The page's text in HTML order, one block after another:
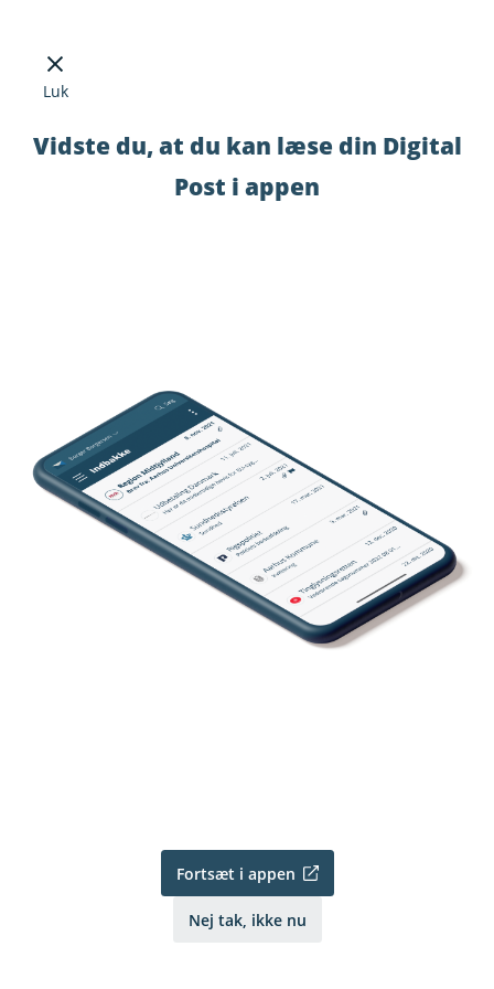
Luk
Vidste du, at du kan læse din Digital
Post i appen
Fortsæt i appen
Nej tak, ikke nu